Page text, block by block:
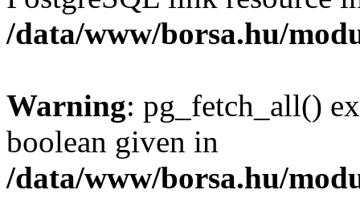
/data/www/borsa.hu/
Warning: pg_fetch_all()
boolean given in
/data/www/borsa.hu/